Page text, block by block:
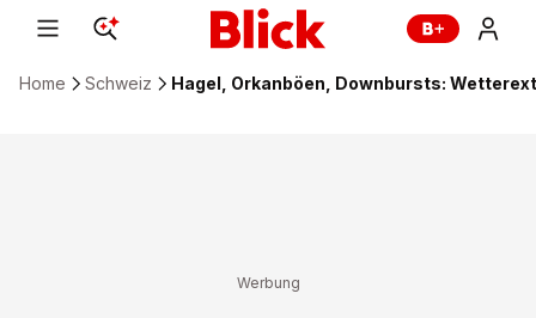
Home Schweiz Hagel, Orkanböen, Downbursts: